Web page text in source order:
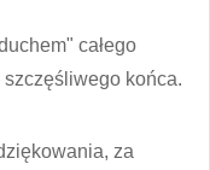
całego
końca.
za